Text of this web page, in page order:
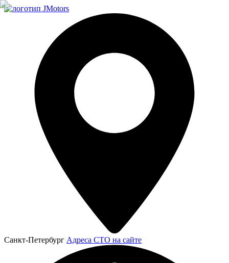
Санкт-Петербург Адреса СТО на сайте